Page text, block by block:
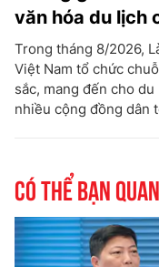
văn hóa du lịch
Trong tháng 8/2026,
Việt Nam tổ chức
sắc, mang đến cho
nhiều cộng đồng dân
Có thể bạn